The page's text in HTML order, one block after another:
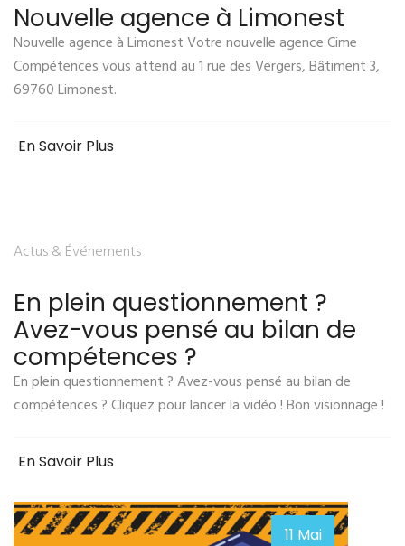
Nouvelle agence à Limonest
Nouvelle agence à Limonest Votre nouvelle agence Cime
Compétences vous attend au 1 rue des Vergers, Bâtiment 3,
69760 Limonest.
En Savoir Plus
Actus & Événements
En plein questionnement ?
Avez-vous pensé au bilan de
compétences ?
En plein questionnement ? Avez-vous pensé au bilan de
compétences ? Cliquez pour lancer la vidéo ! Bon visionnage !
En Savoir Plus
11 Mai